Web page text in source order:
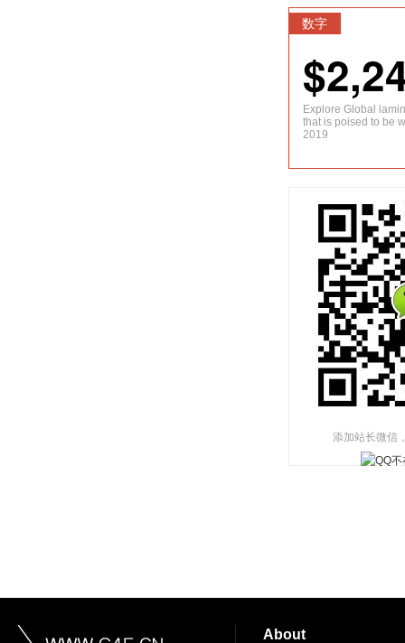
数字
Explore Global
that is poised to be
2019
添加站长微信
About